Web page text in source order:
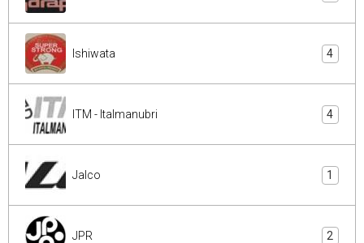
Ishiwata 4
ITM - Italmanubri 4
Jalco 1
JPR 2